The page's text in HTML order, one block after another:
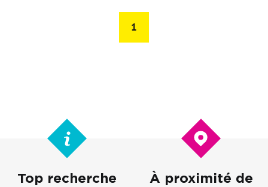
1
Top recherche
À proximité de